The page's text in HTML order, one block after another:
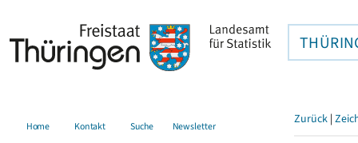
Home Kontakt Suche Newsletter Zurück |